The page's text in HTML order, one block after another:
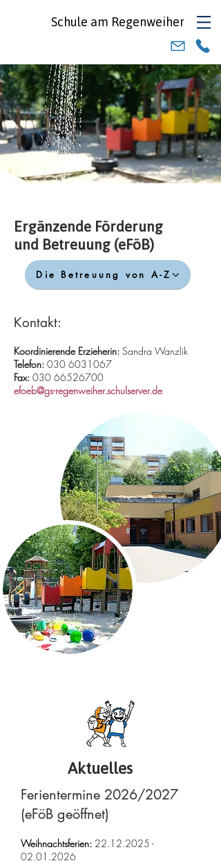
Schule am Regenweiher
Ergänzende Förderung
und Betreuung (eFöB)
Die Betreuung von A-Z
Kontakt:
Koordinierende Erzieherin: Sandra Wanzlik
Telefon: 030 6031067
Fax: 030 66526700
efoeb@gs-regenweiher.schulserver.de
Aktuelles
Ferientermine 2026/2027
(eFöB geöffnet)
Weihnachtsferien: 22.12.2025 -
02.01.2026